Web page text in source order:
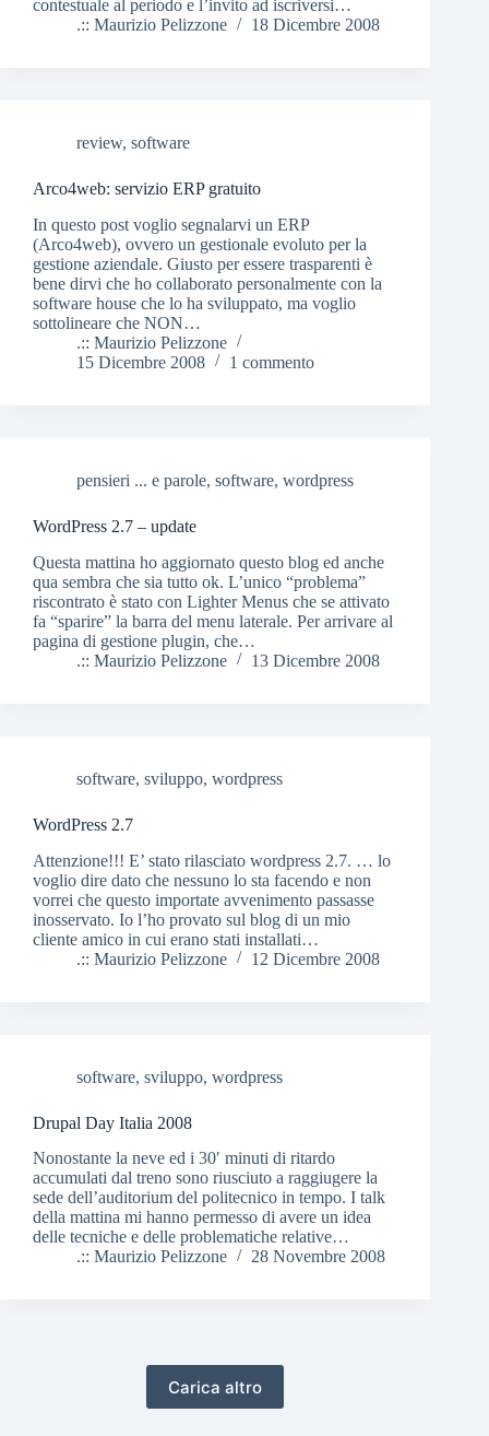
contestuale al periodo e l’invito ad iscriversi…
.:: Maurizio Pelizzone
18 Dicembre 2008
review, software
Arco4web: servizio ERP gratuito
In questo post voglio segnalarvi un ERP
(Arco4web), ovvero un gestionale evoluto per la
gestione aziendale. Giusto per essere trasparenti è
bene dirvi che ho collaborato personalmente con la
software house che lo ha sviluppato, ma voglio
sottolineare che NON…
.:: Maurizio Pelizzone
15 Dicembre 2008
1 commento
pensieri ... e parole, software, wordpress
WordPress 2.7 – update
Questa mattina ho aggiornato questo blog ed anche
qua sembra che sia tutto ok. L’unico “problema”
riscontrato è stato con Lighter Menus che se attivato
fa “sparire” la barra del menu laterale. Per arrivare al
pagina di gestione plugin, che…
.:: Maurizio Pelizzone
13 Dicembre 2008
software, sviluppo, wordpress
WordPress 2.7
Attenzione!!! E’ stato rilasciato wordpress 2.7. … lo
voglio dire dato che nessuno lo sta facendo e non
vorrei che questo importate avvenimento passasse
inosservato. Io l’ho provato sul blog di un mio
cliente amico in cui erano stati installati…
.:: Maurizio Pelizzone
12 Dicembre 2008
software, sviluppo, wordpress
Drupal Day Italia 2008
Nonostante la neve ed i 30′ minuti di ritardo
accumulati dal treno sono riusciuto a raggiugere la
sede dell’auditorium del politecnico in tempo. I talk
della mattina mi hanno permesso di avere un idea
delle tecniche e delle problematiche relative…
.:: Maurizio Pelizzone
28 Novembre 2008
Carica altro